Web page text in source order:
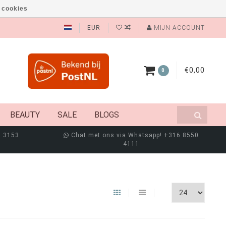
EUR MIJN ACCOUNT
0 €0,00
BEAUTY SALE BLOGS
3153
Chat met ons via Whatsapp! +316 8550
4111
cookies